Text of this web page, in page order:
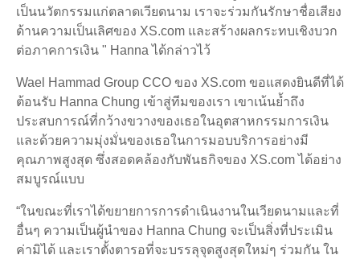
เป็นนวัตกรรมแก่ตลาดเวียดนาม เราจะร่วมกันรักษาชื่อเสียง
ด้านความเป็นเลิศของ XS.com และสร้างผลกระทบเชิงบวก
ต่อภาคการเงิน " Hanna ได้กล่าวไว้
Wael Hammad Group CCO ของ XS.com ขอแสดงยินดีที่ได้
ต้อนรับ Hanna Chung เข้าสู่ทีมของเรา เขาเน้นย้ำถึง
ประสบการณ์ที่กว้างขวางของเธอในอุตสาหกรรมการเงิน
และด้วยความมุ่งมั่นของเธอในการมอบบริการอย่างมี
คุณภาพสูงสุด ซึ่งสอดคล้องกับพันธกิจของ XS.com ได้อย่าง
สมบูรณ์แบบ
“ในขณะที่เราได้ขยายการการดำเนินงานในเวียดนามและที่
อื่นๆ ความเป็นผู้นำของ Hanna Chung จะเป็นสิ่งที่ประเมิน
ค่ามิได้ และเราตั้งตารอที่จะบรรลุจุดสูงสุดใหม่ๆ ร่วมกัน ใน